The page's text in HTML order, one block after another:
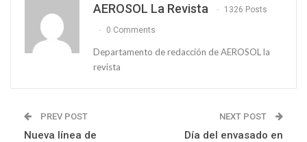
AEROSOL La Revista 1326 Posts
0 Comments
Departamento de redacción de AEROSOL la
revista
PREV POST
Nueva línea de
NEXT POST
Día del envasado en